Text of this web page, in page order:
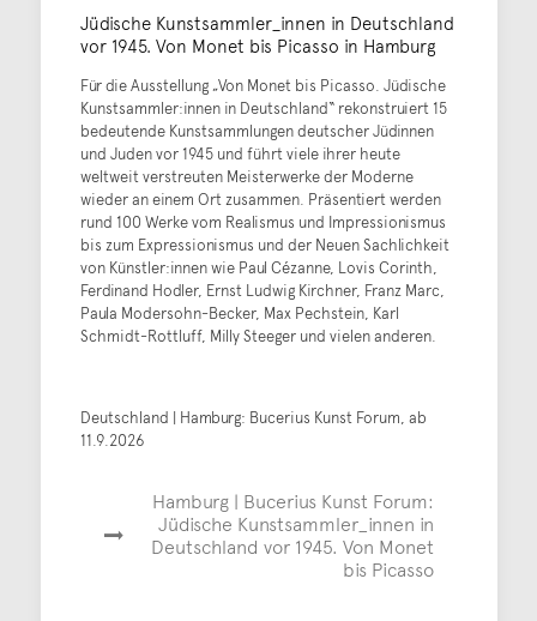
Jüdische Kunstsammler_innen in Deutschland
vor 1945. Von Monet bis Picasso in Hamburg
Für die Ausstellung „Von Monet bis Picasso. Jüdische
Kunstsammler:innen in Deutschland“ rekonstruiert 15
bedeutende Kunstsammlungen deutscher Jüdinnen
und Juden vor 1945 und führt viele ihrer heute
weltweit verstreuten Meisterwerke der Moderne
wieder an einem Ort zusammen. Präsentiert werden
rund 100 Werke vom Realismus und Impressionismus
bis zum Expressionismus und der Neuen Sachlichkeit
von Künstler:innen wie Paul Cézanne, Lovis Corinth,
Ferdinand Hodler, Ernst Ludwig Kirchner, Franz Marc,
Paula Modersohn-Becker, Max Pechstein, Karl
Schmidt-Rottluff, Milly Steeger und vielen anderen.
Deutschland | Hamburg: Bucerius Kunst Forum, ab
11.9.2026
Hamburg | Bucerius Kunst Forum:
Jüdische Kunstsammler_innen in
Deutschland vor 1945. Von Monet
bis Picasso